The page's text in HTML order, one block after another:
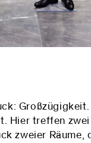
Hier treffen
zweier